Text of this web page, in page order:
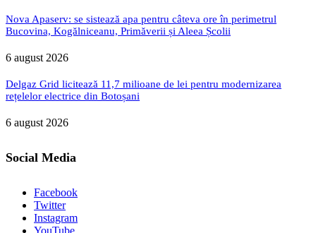
Nova Apaserv: se sistează apa pentru câteva ore în perimetrul
Bucovina, Kogălniceanu, Primăverii și Aleea Școlii
6 august 2026
Delgaz Grid licitează 11,7 milioane de lei pentru modernizarea
rețelelor electrice din Botoșani
6 august 2026
Social Media
Facebook
Twitter
Instagram
YouTube